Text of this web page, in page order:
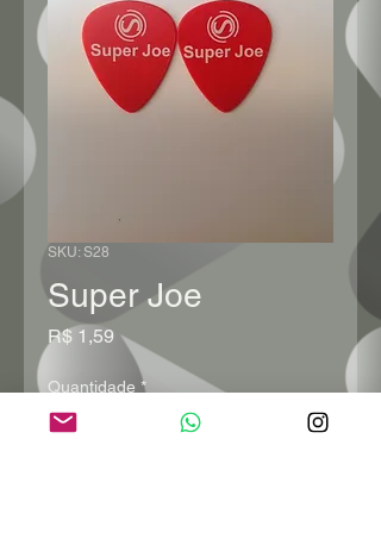
SKU: S28
Super Joe
R$ 1,59Preço
Quantidade *